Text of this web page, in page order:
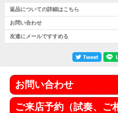
返品についての詳細はこちら
お問い合わせ
友達にメールですすめる
お問い合わせ
ご来店予約（試奏、ご